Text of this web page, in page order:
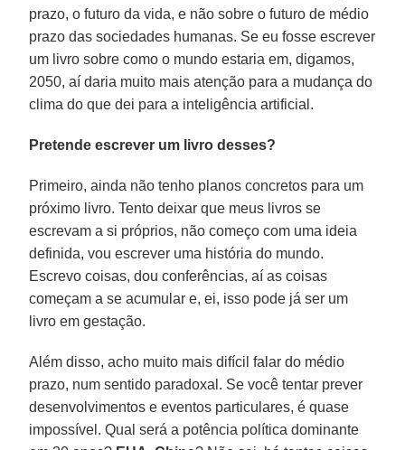
prazo, o futuro da vida, e não sobre o futuro de médio
prazo das sociedades humanas. Se eu fosse escrever
um livro sobre como o mundo estaria em, digamos,
2050, aí daria muito mais atenção para a mudança do
clima do que dei para a inteligência artificial.
Pretende escrever um livro desses?
Primeiro, ainda não tenho planos concretos para um
próximo livro. Tento deixar que meus livros se
escrevam a si próprios, não começo com uma ideia
definida, vou escrever uma história do mundo.
Escrevo coisas, dou conferências, aí as coisas
começam a se acumular e, ei, isso pode já ser um
livro em gestação.
Além disso, acho muito mais difícil falar do médio
prazo, num sentido paradoxal. Se você tentar prever
desenvolvimentos e eventos particulares, é quase
impossível. Qual será a potência política dominante